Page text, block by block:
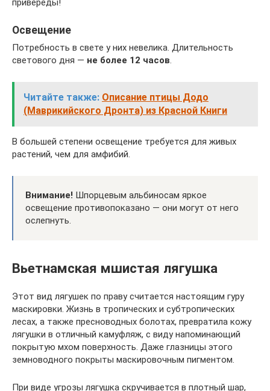
привереды!
Освещение
Потребность в свете у них невелика. Длительность
светового дня — не более 12 часов.
Читайте также: Описание птицы Додо
(Маврикийского Дронта) из Красной Книги
В большей степени освещение требуется для живых
растений, чем для амфибий.
Внимание! Шпорцевым альбиносам яркое
освещение противопоказано — они могут от него
ослепнуть.
Вьетнамская мшистая лягушка
Этот вид лягушек по праву считается настоящим гуру
маскировки. Жизнь в тропических и субтропических
лесах, а также пресноводных болотах, превратила кожу
лягушки в отличный камуфляж, с виду напоминающий
покрытую мхом поверхность. Даже глазницы этого
земноводного покрыты маскировочным пигментом.
При виде угрозы лягушка скручивается в плотный шар,